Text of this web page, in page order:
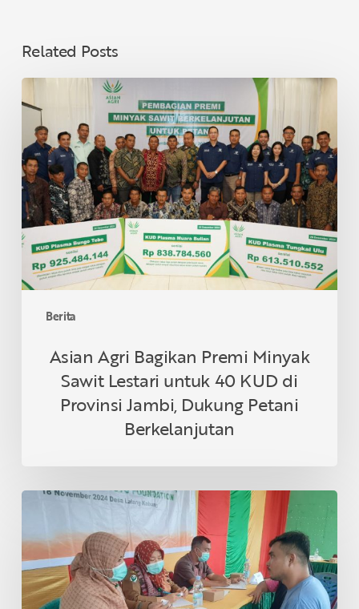
Related Posts
Berita
Asian
Agri
Bagikan
Premi
Minyak
Sawit
Lestari
untuk
40
KUD
di
Dukung
Petani
Berkelanjutan
Asian Agri Bagikan Premi Minyak
Sawit Lestari untuk 40 KUD di
Provinsi Jambi, Dukung Petani
Berkelanjutan
Asian
&
Tanoto
Foundation
Gelar